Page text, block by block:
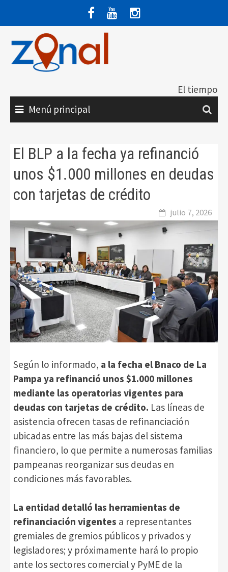
contenido
El tiempo
Menú principal
El BLP a la fecha ya refinanció
unos $1.000 millones en deudas
con tarjetas de crédito
julio 7, 2026
Según lo informado, a la fecha el Bnaco de La
Pampa ya refinanció unos $1.000 millones
mediante las operatorias vigentes para
deudas con tarjetas de crédito. Las líneas de
asistencia ofrecen tasas de refinanciación
ubicadas entre las más bajas del sistema
financiero, lo que permite a numerosas familias
pampeanas reorganizar sus deudas en
condiciones más favorables.
La entidad detalló las herramientas de
refinanciación vigentes a representantes
gremiales de gremios públicos y privados y
legisladores; y próximamente hará lo propio
ante los sectores comercial y PyME de la